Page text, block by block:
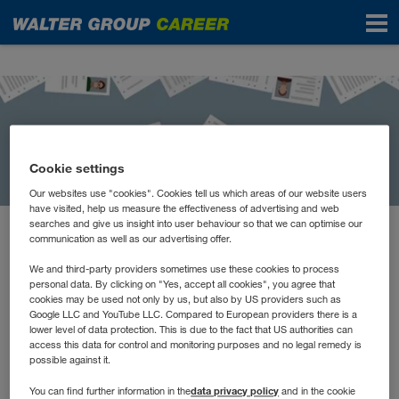
News
Kostenloser Lebenslauf-
Check
So sehr wir uns freuen, dass wir 2020 einige neue
Cookie settings
Our websites use "cookies". Cookies tell us which areas of our website users
have visited, help us measure the effectiveness of advertising and web
searches and give us insight into user behaviour so that we can optimise our
communication as well as our advertising offer.
We and third-party providers sometimes use these cookies to process
personal data. By clicking on "Yes, accept all cookies", you agree that
cookies may be used not only by us, but also by US providers such as
Google LLC and YouTube LLC. Compared to European providers there is a
lower level of data protection. This is due to the fact that US authorities can
access this data for control and monitoring purposes and no legal remedy is
possible against it.
You can find further information in thedata privacy policy and in the cookie